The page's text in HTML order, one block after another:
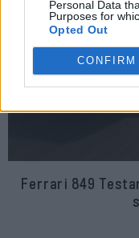
Personal Data
Purposes for
Opted Out
CONFIRM
Ferrari 849